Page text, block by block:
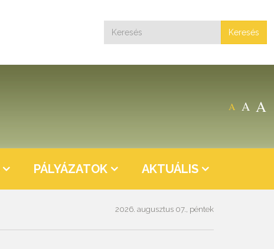
Keresés
A A A
PÁLYÁZATOK AKTUÁLIS
2026. augusztus 07., péntek